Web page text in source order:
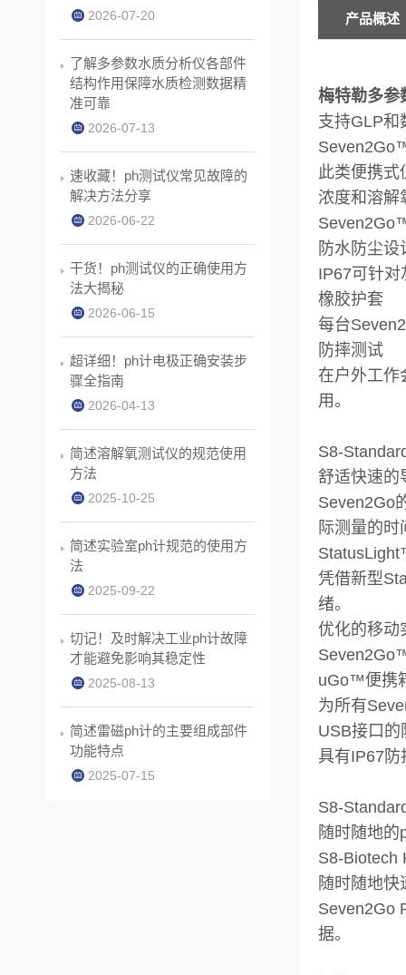
产品概述
梅特勒多
支持GLP和
此类便携式
浓度和溶解
防水防尘设
IP67可针
橡胶护套
每台
防摔测试
在户外工作
用。
S8-
舒适快速的
Seven2Go
际测量的时
凭借新型
绪。
优化的移动
uGo™便携
为所有
USB接口的
具有IP67
S8-
随时随地的
S8-Biotech
随时随地
Seven2Go
据。
2026-07-20
了解多参数水质分析仪各部件
结构作用保障水质检测数据精
准可靠
2026-07-13
速收藏！ph测试仪常见故障的
解决方法分享
2026-06-22
干货！ph测试仪的正确使用方
法大揭秘
2026-06-15
超详细！ph计电极正确安装步
骤全指南
2026-04-13
简述溶解氧测试仪的规范使用
方法
2025-10-25
简述实验室ph计规范的使用方
法
2025-09-22
切记！及时解决工业ph计故障
才能避免影响其稳定性
2025-08-13
简述雷磁ph计的主要组成部件
功能特点
2025-07-15